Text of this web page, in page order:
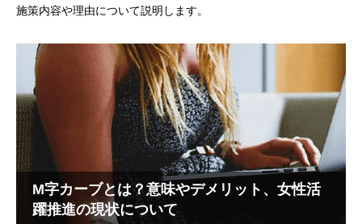
施策内容や理由について説明します。
M字カーブとは？意味やデメリット、女性活
躍推進の現状について